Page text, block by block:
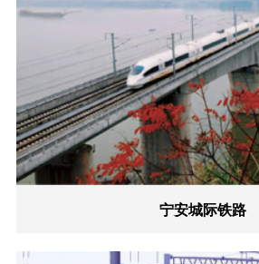
宁安城际铁路